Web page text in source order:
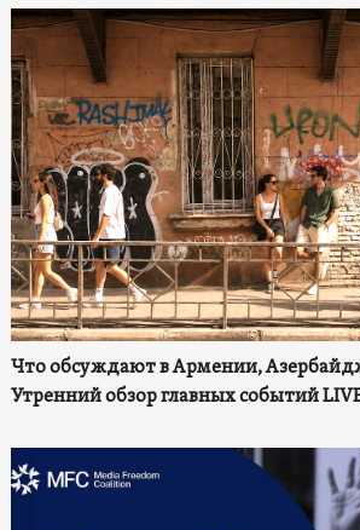
Что обсуждают в Армении,
Утренний обзор главных событий